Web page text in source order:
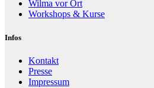
Wilma vor Ort
Workshops & Kurse
Infos
Kontakt
Presse
Impressum